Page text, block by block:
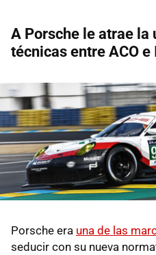
A Porsche le atrae la
técnicas entre ACO e
Porsche era una de las
seducir con su nueva